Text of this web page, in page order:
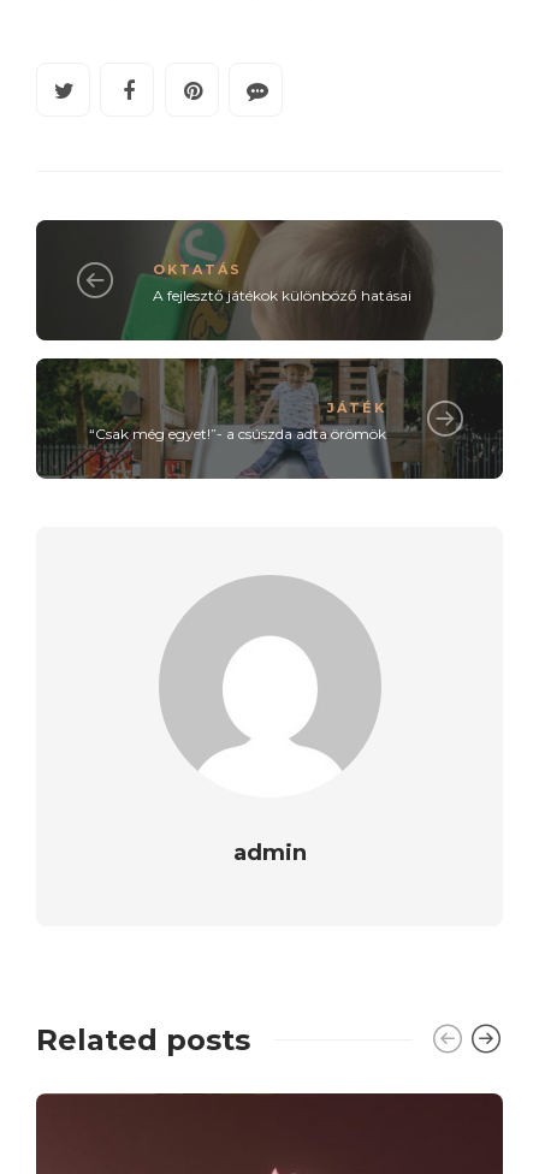
OKTATÁS
A fejlesztő játékok különböző hatásai
JÁTÉK
“Csak még egyet!”- a csúszda adta örömök
admin
Related posts